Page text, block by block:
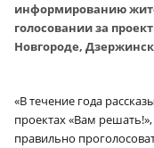
информированию
голосовании за
Новгороде,
«В течение года
проектах «Вам
правильно